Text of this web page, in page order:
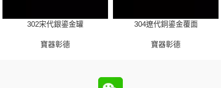
302宋代銀鎏金罐
寶器彰德
304遼代銅鎏金覆面
寶器彰德